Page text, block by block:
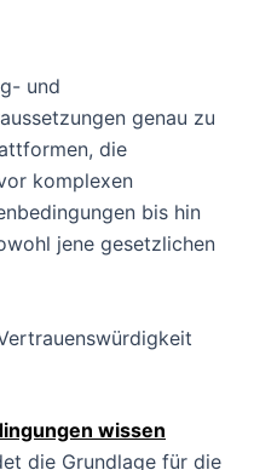
und
genau zu
die
komplexen
bis hin
jene gesetzlichen
wissen
die Grundlage für die